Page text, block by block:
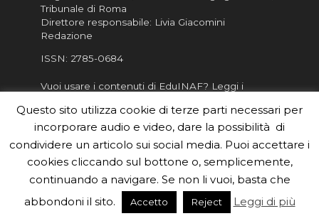
Tribunale di Roma
Direttore responsabile: Livia Giacomini
Redazione
ISSN: 2785-0684
Vuoi usare i contenuti di EduINAF? Leggi i
Informativa sulla Privacy
Informatva sui Cookie
Per la rubrica de l'Astronomo risponde, per
inviarci le tue foto o i tuoi contributi, scrivici a
redazione.edu [chiocciola] inaf.it oppure
il form
Questo sito utilizza cookie di terze parti necessari per
incorporare audio e video, dare la possibilità di
condividere un articolo sui social media. Puoi accettare i
cookies cliccando sul bottone o, semplicemente,
continuando a navigare. Se non li vuoi, basta che
abbondoni il sito.
Accetto Reject Leggi di più